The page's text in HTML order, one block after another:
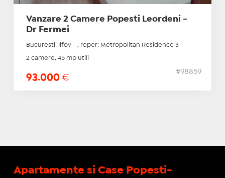
Vanzare 2 Camere Popesti Leordeni -
Dr Fermei
Bucuresti-Ilfov - , reper: Metropolitan Residence 3
2 camere, 45 mp utili
93.000 €
#98859
Apartamente si Case Popesti-